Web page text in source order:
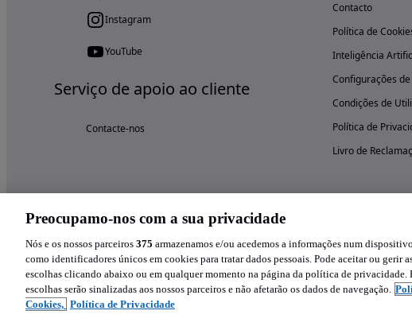
Instagram
YouTube
Serviço de apoio ao cliente
Contacte-nos
Contacto
Política de
Inteligência
Configurações
Condições de
Política de
Livro de
Preocupamo-nos com a sua privacidade
Nós e os nossos parceiros 375 armazenamos e/ou acedemos a informações num
como identificadores únicos em cookies para tratar dados pessoais. Pode aceitar ou gerir
escolhas clicando abaixo ou em qualquer momento na página da política de privacidade.
escolhas serão sinalizadas aos nossos parceiros e não afetarão os dados de navegação.
Cookies, Política de Privacidade